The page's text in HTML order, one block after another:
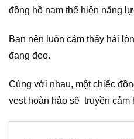
đồng hồ nam thể hiện năng
Bạn nên luôn cảm thấy hài
đang đeo.
Cùng với nhau, một chiếc
vest hoàn hảo sẽ truyền cảm